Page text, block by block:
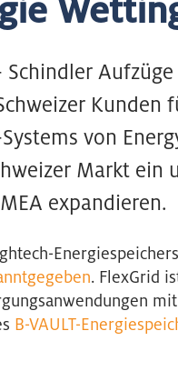
Kunden
von
Markt ein
expandieren.
. FlexGrid
B-VAULT-